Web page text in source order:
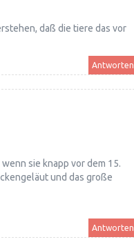
daß die tiere das vor
Antworten
sie knapp vor dem 15.
und das große
Antworten